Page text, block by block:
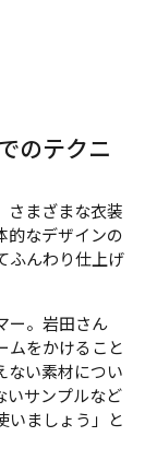
のテクニ
さまざまな衣装
的なデザインの
ふんわり仕上げ
ー。岩田さん
ムをかけること
ない素材につい
いサンプルなど
いましょう」と